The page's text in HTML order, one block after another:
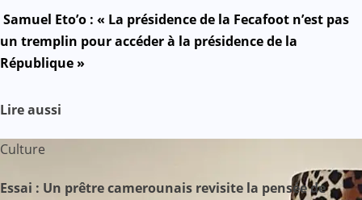
v
i
a
t
i
Samuel Eto’o : « La présidence de la Fecafoot n’est pas
un tremplin pour accéder à la présidence de la
République »
Lire aussi
Culture
Essai : Un prêtre camerounais revisite la pensée de